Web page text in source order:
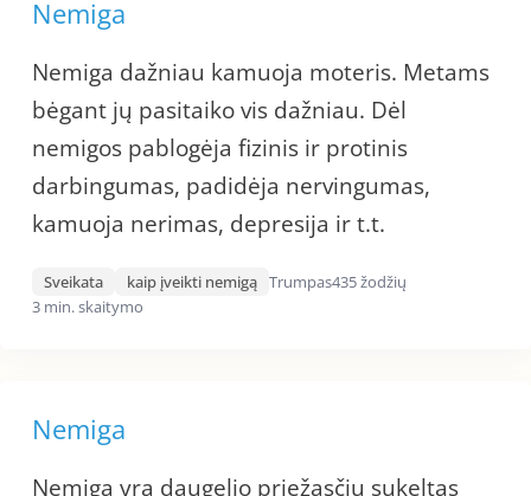
Nemiga
Nemiga dažniau kamuoja moteris. Metams
bėgant jų pasitaiko vis dažniau. Dėl
nemigos pablogėja fizinis ir protinis
darbingumas, padidėja nervingumas,
kamuoja nerimas, depresija ir t.t.
Sveikata kaip įveikti nemigą Trumpas435 žodžių
3 min. skaitymo
Nemiga
Nemiga yra daugelio priežasčių sukeltas